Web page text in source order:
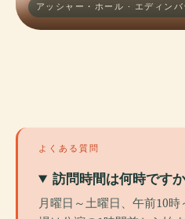
アッシャー・ホール · エディンバ
よくある質問
訪問時間は何時です
月曜日～土曜日、午前10